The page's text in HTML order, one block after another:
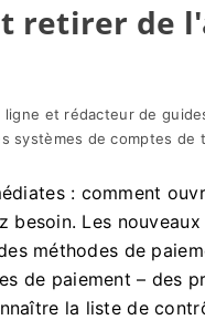
retirer de
et rédacteur de
systèmes de comptes de
: comment
Les
méthodes de
de paiement – ​​des
la liste de